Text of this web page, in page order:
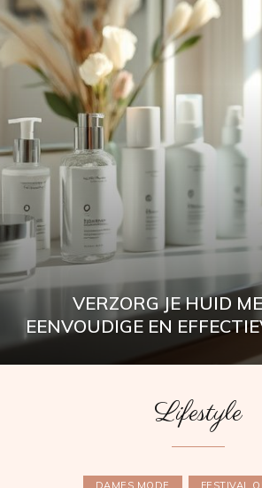
VERZORG JE HUID
EENVOUDIGE EN
Lifestyle